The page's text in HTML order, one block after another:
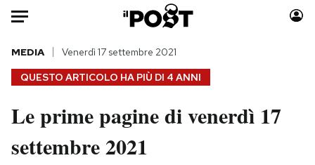
Auto
HOME
Italia
Politica
Moda
QUESTO ARTICOLO HA PIÙ DI 4 ANNI
MEDIA Venerdì 17 settembre 2021
Le prime pagine di venerdì 17
settembre 2021